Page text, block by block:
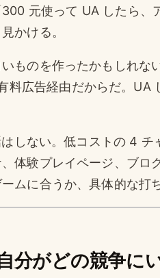
元使って UA したら、
かける。
ものを作ったかもしれない
料広告経由だからだ。UA
しない。低コストの 4
体験プレイページ、ブ
ムに合うか、具体的な打
分がどの競争に